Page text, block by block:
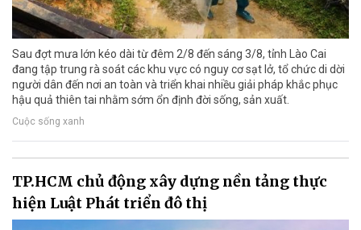
Sau đợt mưa lớn kéo dài từ đêm 2/8 đến sáng 3/8, tỉnh Lào Cai
đang tập trung rà soát các khu vực có nguy cơ sạt lở, tổ chức di dời
người dân đến nơi an toàn và triển khai nhiều giải pháp khắc phục
hậu quả thiên tai nhằm sớm ổn định đời sống, sản xuất.
Cuộc sống xanh
TP.HCM chủ động xây dựng nền tảng thực
hiện Luật Phát triển đô thị